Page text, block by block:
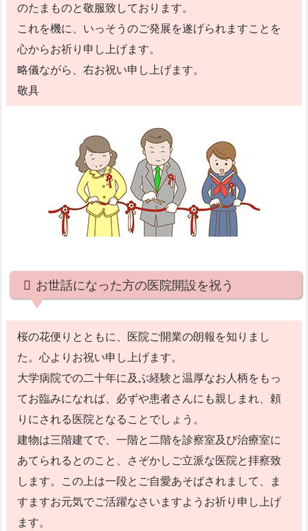
のたまものと敬服致しております。
これを機に、いっそうのご発展を遂げられますことを
心からお祈り申し上げます。
略儀ながら、右お祝い申し上げます。
敬具
お世話になった方の医院開設を祝う
桜の花便りとともに、医院ご開業の朗報を知りまし
た。心よりお祝い申し上げます。
大学病院での二十年に及ぶ経験と温厚なお人柄をもっ
てお臨みになれば、必ずや患者さんにも親しまれ、頼
りにされる医院となることでしょう。
建物は三階建てで、一階と二階を診察室及び治療室に
あてられるとのこと、さぞかしご立派な医院と拝察致
します。この上は一段とご自愛あそばされまして、ま
すますお元気でご活躍なさいますようお祈り申し上げ
ます。